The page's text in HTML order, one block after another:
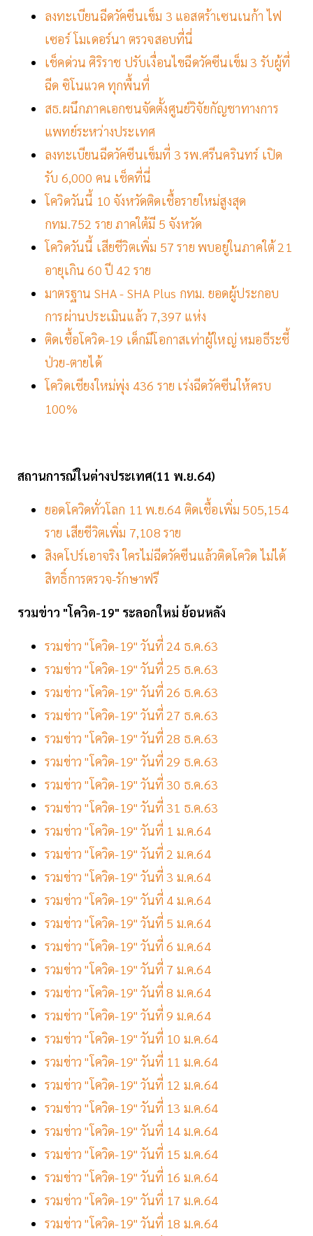
ลงทะเบียนฉีดวัคซีนเข็ม 3 แอสตร้าเซนเนก้า ไฟ
เซอร์ โมเดอร์นา ตรวจสอบที่นี่
เช็คด่วน ศิริราช ปรับเงื่อนไขฉีดวัคซีนเข็ม 3 รับผู้ที่
ฉีด ซิโนแวค ทุกพื้นที่
สธ.ผนึกภาคเอกชนจัดตั้งศูนย์วิจัยกัญชาทางการ
แพทย์ระหว่างประเทศ
ลงทะเบียนฉีดวัคซีนเข็มที่ 3 รพ.ศรีนครินทร์ เปิด
รับ 6,000 คน เช็คที่นี่
โควิดวันนี้ 10 จังหวัดติดเชื้อรายใหม่สูงสุด
กทม.752 ราย ภาคใต้มี 5 จังหวัด
โควิดวันนี้ เสียชีวิตเพิ่ม 57 ราย พบอยู่ในภาคใต้ 21
อายุเกิน 60 ปี 42 ราย
มาตรฐาน SHA - SHA Plus กทม. ยอดผู้ประกอบ
การผ่านประเมินแล้ว 7,397 แห่ง
ติดเชื้อโควิด-19 เด็กมีโอกาสเท่าผู้ใหญ่ หมอธีระชี้
ป่วย-ตายได้
โควิดเชียงใหม่พุ่ง 436 ราย เร่งฉีดวัคซีนให้ครบ
100%
สถานการณ์ในต่างประเทศ(11 พ.ย.64)
ยอดโควิดทั่วโลก 11 พ.ย.64 ติดเชื้อเพิ่ม 505,154
ราย เสียชีวิตเพิ่ม 7,108 ราย
สิงคโปร์เอาจริง ใครไม่ฉีดวัคซีนแล้วติดโควิด ไม่ได้
สิทธิ์การตรวจ-รักษาฟรี
รวมข่าว "โควิด-19" ระลอกใหม่ ย้อนหลัง
รวมข่าว "โควิด-19" วันที่ 24 ธ.ค.63
รวมข่าว "โควิด-19" วันที่ 25 ธ.ค.63
รวมข่าว "โควิด-19" วันที่ 26 ธ.ค.63
รวมข่าว "โควิด-19" วันที่ 27 ธ.ค.63
รวมข่าว "โควิด-19" วันที่ 28 ธ.ค.63
รวมข่าว "โควิด-19" วันที่ 29 ธ.ค.63
รวมข่าว "โควิด-19" วันที่ 30 ธ.ค.63
รวมข่าว "โควิด-19" วันที่ 31 ธ.ค.63
รวมข่าว "โควิด-19" วันที่ 1 ม.ค.64
รวมข่าว "โควิด-19" วันที่ 2 ม.ค.64
รวมข่าว "โควิด-19" วันที่ 3 ม.ค.64
รวมข่าว "โควิด-19" วันที่ 4 ม.ค.64
รวมข่าว "โควิด-19" วันที่ 5 ม.ค.64
รวมข่าว "โควิด-19" วันที่ 6 ม.ค.64
รวมข่าว "โควิด-19" วันที่ 7 ม.ค.64
รวมข่าว "โควิด-19" วันที่ 8 ม.ค.64
รวมข่าว "โควิด-19" วันที่ 9 ม.ค.64
รวมข่าว "โควิด-19" วันที่ 10 ม.ค.64
รวมข่าว "โควิด-19" วันที่ 11 ม.ค.64
รวมข่าว "โควิด-19" วันที่ 12 ม.ค.64
รวมข่าว "โควิด-19" วันที่ 13 ม.ค.64
รวมข่าว "โควิด-19" วันที่ 14 ม.ค.64
รวมข่าว "โควิด-19" วันที่ 15 ม.ค.64
รวมข่าว "โควิด-19" วันที่ 16 ม.ค.64
รวมข่าว "โควิด-19" วันที่ 17 ม.ค.64
รวมข่าว "โควิด-19" วันที่ 18 ม.ค.64